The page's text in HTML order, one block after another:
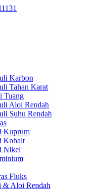
Karbon
Tahan Karat
Tuang
Aloi Rendah
Suhu Rendah
Kuprum
Kobalt
Nikel
Fluks
& Aloi Rendah